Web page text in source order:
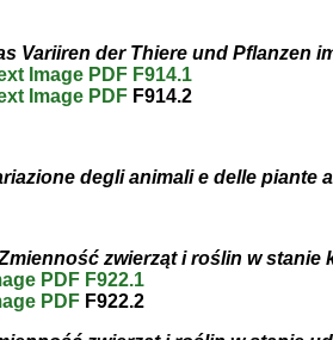
Variiren der Thiere und Pflanzen
Image PDF F914.1
Image PDF F914.2
degli animali e delle piante
zwierząt i roślin w stanie
PDF F922.1
PDF F922.2